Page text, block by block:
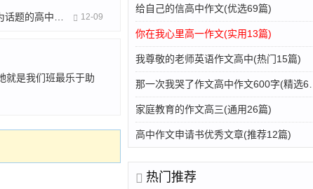
12-09
就是我们班最乐于助
给自己的信高中作文(优选69篇)
你在我心里高一作文(实用13篇)
我尊敬的老师英语作文高中(热门15篇)
家庭教育的作文高三(通用26篇)
高中作文申请书优秀文章(推荐12篇)
热门推荐